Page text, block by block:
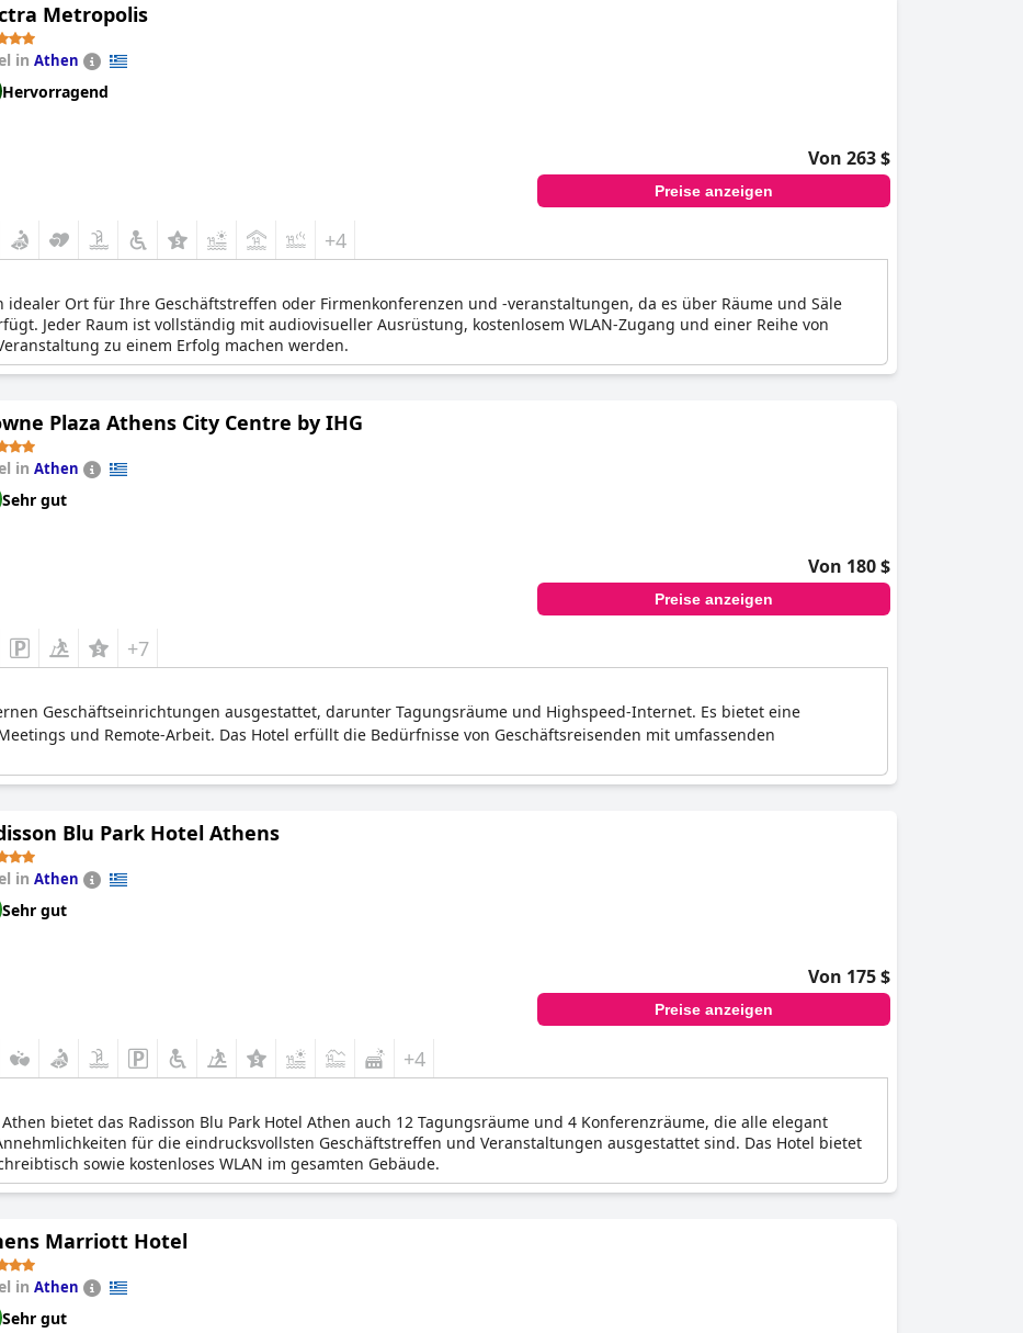
Metropolis
in Athen
Hervorragend
Von 263 $
Preise anzeigen
+4
idealer Ort für Ihre Geschäftstreffen oder Firmenkonferenzen und -veranstaltungen, da es über Räume und Säle
Jeder Raum ist vollständig mit audiovisueller Ausrüstung, kostenlosem WLAN-Zugang und einer Reihe von
zu einem Erfolg machen werden.
Plaza Athens City Centre by IHG
in Athen
Sehr gut
Von 180 $
Preise anzeigen
+7
Geschäftseinrichtungen ausgestattet, darunter Tagungsräume und Highspeed-Internet. Es bietet eine
und Remote-Arbeit. Das Hotel erfüllt die Bedürfnisse von Geschäftsreisenden mit umfassenden
Blu Park Hotel Athens
in Athen
Sehr gut
Von 175 $
Preise anzeigen
+4
bietet das Radisson Blu Park Hotel Athen auch 12 Tagungsräume und 4 Konferenzräume, die alle elegant
für die eindrucksvollsten Geschäftstreffen und Veranstaltungen ausgestattet sind. Das Hotel bietet
sowie kostenloses WLAN im gesamten Gebäude.
Marriott Hotel
in Athen
Sehr gut